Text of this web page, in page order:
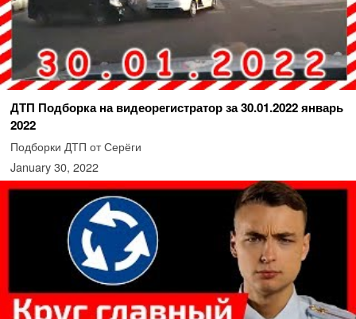
ДТП Подборка на видеорегистратор за 30.01.2022 январь
2022
Подборки ДТП от Серёги
January 30, 2022